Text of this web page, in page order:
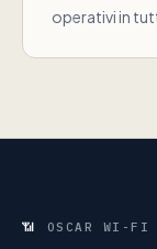
operativi in
📶 OSCAR WI-FI